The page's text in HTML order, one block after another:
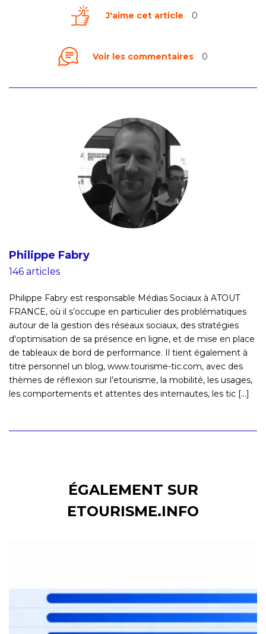
J'aime cet article 0
Voir les commentaires 0
Philippe Fabry
146 articles
Philippe Fabry est responsable Médias Sociaux à ATOUT
FRANCE, où il s’occupe en particulier des problématiques
autour de la gestion des réseaux sociaux, des stratégies
d'optimisation de sa présence en ligne, et de mise en place
de tableaux de bord de performance. Il tient également à
titre personnel un blog, www.tourisme-tic.com, avec des
thèmes de réflexion sur l’etourisme, la mobilité, les usages,
les comportements et attentes des internautes, les tic [...]
ÉGALEMENT SUR
ETOURISME.INFO